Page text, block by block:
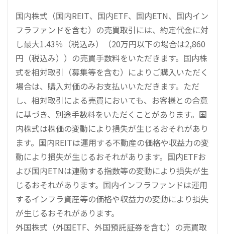
国内株式（国内REIT、国内ETF、国内ETN、国内イン
フラファンドを含む）の売買取引には、約定代金に対
し最大1.43％（税込み）（20万円以下の場合は2,860
円（税込み））の売買手数料をいただきます。国内株
式を相対取引（募集等を含む）によりご購入いただく
場合は、購入対価のみお支払いいただきます。ただ
し、相対取引による売買においても、お客様との合意
に基づき、別途手数料をいただくことがあります。国
内株式は株価の変動により損失が生じるおそれがあり
ます。国内REITは運用する不動産の価格や収益力の変
動により損失が生じるおそれがあります。国内ETFお
よび国内ETNは連動する指数等の変動により損失が生
じるおそれがあります。国内インフラファンドは運用
するインフラ資産等の価格や収益力の変動により損失
が生じるおそれがあります。
外国株式（外国ETF、外国預託証券を含む）の売買取